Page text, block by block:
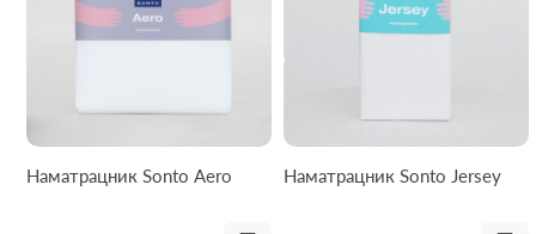
Наматрацник Sonto Aero Наматрацник Sonto Jersey